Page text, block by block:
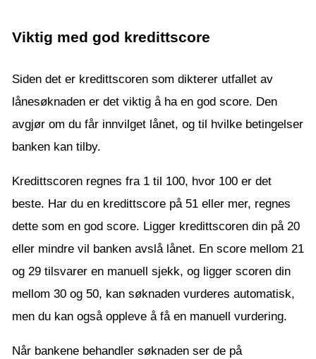
Viktig med god kredittscore
Siden det er kredittscoren som dikterer utfallet av
lånesøknaden er det viktig å ha en god score. Den
avgjør om du får innvilget lånet, og til hvilke betingelser
banken kan tilby.
Kredittscoren regnes fra 1 til 100, hvor 100 er det
beste. Har du en kredittscore på 51 eller mer, regnes
dette som en god score. Ligger kredittscoren din på 20
eller mindre vil banken avslå lånet. En score mellom 21
og 29 tilsvarer en manuell sjekk, og ligger scoren din
mellom 30 og 50, kan søknaden vurderes automatisk,
men du kan også oppleve å få en manuell vurdering.
Når bankene behandler søknaden ser de på